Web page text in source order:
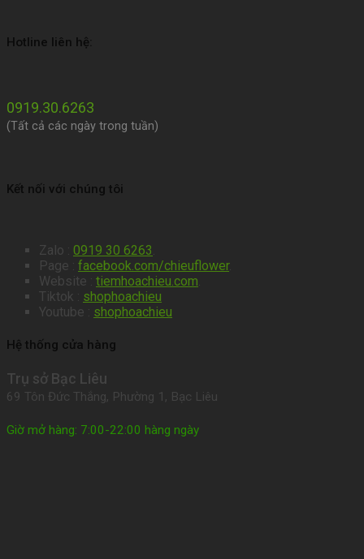
Hotline liên hệ:
0919.30.6263
(Tất cả các ngày trong tuần)
Kết nối với chúng tôi
Zalo : 0919 30 6263.
Page : facebook.com/chieuflower.
Website : tiemhoachieu.com.
Tiktok : shophoachieu
Youtube : shophoachieu
Hệ thống cửa hàng
Trụ sở Bạc Liêu
69 Tôn Đức Thắng, Phường 1, Bạc Liêu
Giờ mở hàng: 7:00-22:00 hàng ngày